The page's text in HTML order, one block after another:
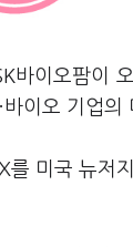
바이오팜이
이오 기업
를 미국 뉴저